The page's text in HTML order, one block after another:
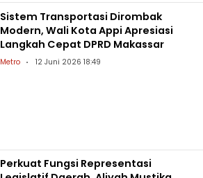
Sistem Transportasi Dirombak
Modern, Wali Kota Appi Apresiasi
Langkah Cepat DPRD Makassar
Metro 12 Juni 2026 18:49
Perkuat Fungsi Representasi